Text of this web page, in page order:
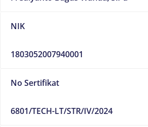
NIK
1803052007940001
No Sertifikat
6801/TECH-LT/STR/IV/2024